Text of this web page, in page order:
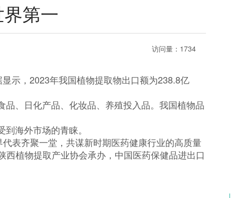
第一
访问量： 1734
示，2023年我国植物提取物出口额为238.8亿
、日化产品、化妆品、养殖投入品。我国植物品
海外市场的青睐。
表齐聚一堂，共谋新时期医药健康行业的高质量
植物提取产业协会承办，中国医药保健品进出口